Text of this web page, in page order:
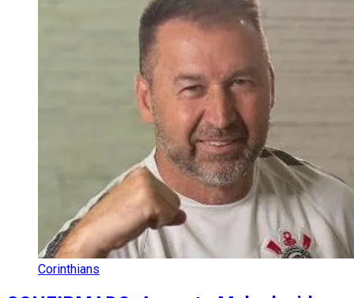
Corinthians